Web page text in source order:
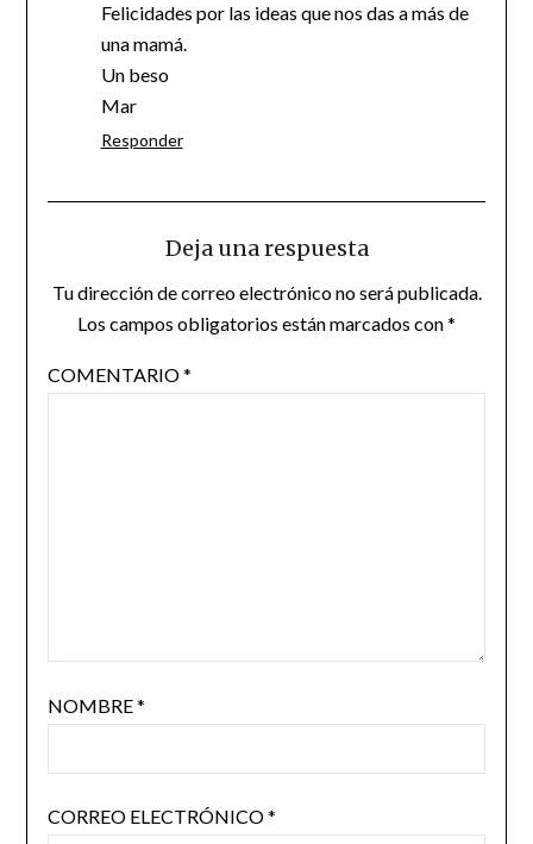
Felicidades por las ideas que nos das a más de
una mamá.
Un beso
Mar
Responder
Deja una respuesta
Tu dirección de correo electrónico no será publicada.
Los campos obligatorios están marcados con*
COMENTARIO*
NOMBRE*
CORREO ELECTRÓNICO*